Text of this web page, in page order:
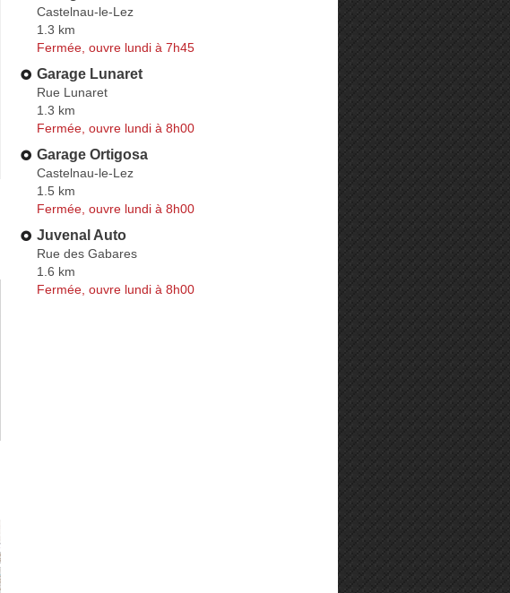
Castelnau-le-Lez
1.3 km
Fermée, ouvre lundi à 7h45
Garage Lunaret
Rue Lunaret
1.3 km
Fermée, ouvre lundi à 8h00
Garage Ortigosa
Castelnau-le-Lez
1.5 km
Fermée, ouvre lundi à 8h00
Juvenal Auto
Rue des Gabares
1.6 km
Fermée, ouvre lundi à 8h00